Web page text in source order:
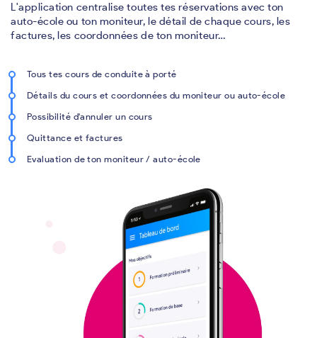
L'application centralise toutes tes réservations avec ton
auto-école ou ton moniteur, le détail de chaque cours, les
factures, les coordonnées de ton moniteur…
Tous tes cours de conduite à porté
Détails du cours et coordonnées du moniteur ou auto-école
Possibilité d'annuler un cours
Quittance et factures
Evaluation de ton moniteur / auto-école